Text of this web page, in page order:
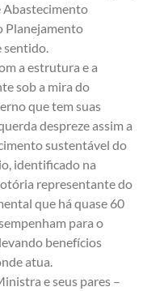
Abastecimento
Planejamento
a estrutura e a
sob a mira do
que tem suas
despreze assim a
sustentável do
identificado na
representante do
que há quase 60
para o
benefícios
atua.
e seus pares –